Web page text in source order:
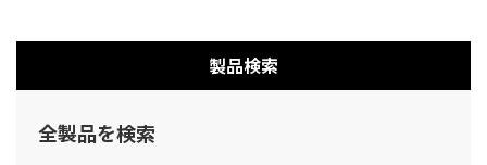
製品検索
全製品を検索